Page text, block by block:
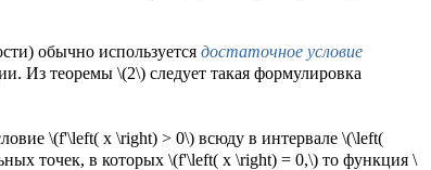
обычно используется достаточное условие
Из теоремы \(2\) следует такая формулировка
\(f'\left( x \right) > 0\) всюду в интервале \(\left(
точек, в которых \(f'\left( x \right) = 0,\) то функция \